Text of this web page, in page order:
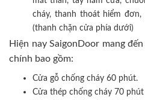
cháy, thanh thoát hiểm đơn,
(thanh chặn cửa phía dưới)
Hiện nay SaigonDoor mang
chính bao gồm:
Cửa gỗ chống cháy 60 phút.
Cửa thép chống cháy 70 phút